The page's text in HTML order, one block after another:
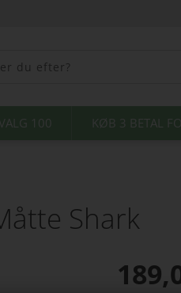
100 KØB 3 BETAL
Shark